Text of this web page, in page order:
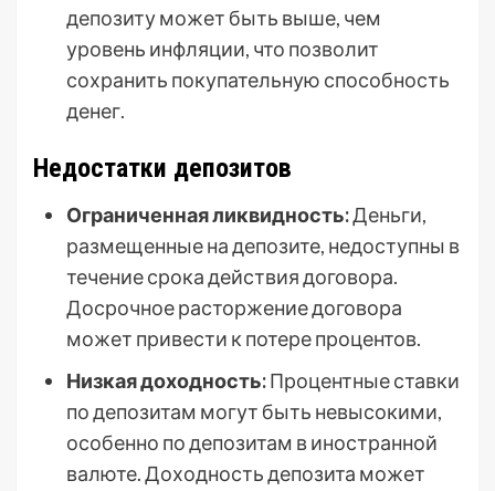
депозиту может быть выше, чем
уровень инфляции, что позволит
сохранить покупательную способность
денег.
Недостатки депозитов
Ограниченная ликвидность:Деньги,
размещенные на депозите, недоступны в
течение срока действия договора.
Досрочное расторжение договора
может привести к потере процентов.
Низкая доходность:Процентные ставки
по депозитам могут быть невысокими,
особенно по депозитам в иностранной
валюте. Доходность депозита может